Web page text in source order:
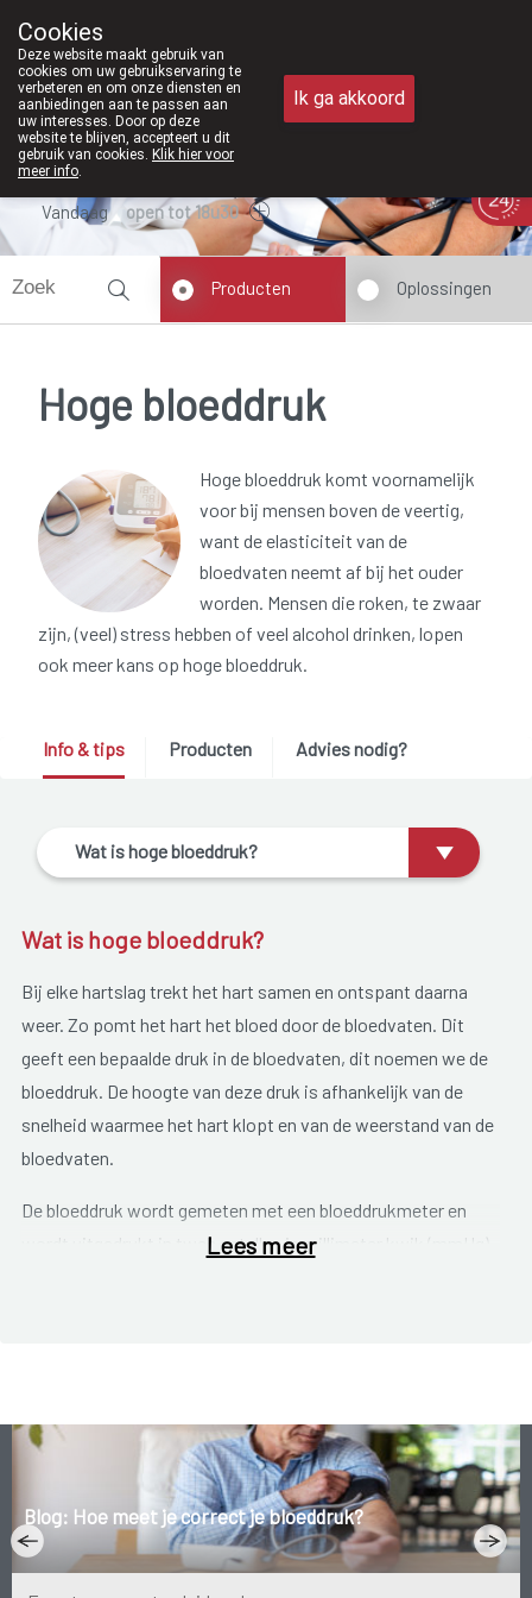
011/610300
Vandaag open tot 18u30
Producten Oplossingen
Hoge bloeddruk
Hoge bloeddruk komt voornamelijk
voor bij mensen boven de veertig,
want de elasticiteit van de
bloedvaten neemt af bij het ouder
worden. Mensen die roken, te zwaar
zijn, (veel) stress hebben of veel alcohol drinken, lopen
ook meer kans op hoge bloeddruk.
Info & tips Producten Advies nodig?
Wat is hoge bloeddruk?
Wat is hoge bloeddruk?
Bij elke hartslag trekt het hart samen en ontspant daarna
weer. Zo pomt het hart het bloed door de bloedvaten. Dit
geeft een bepaalde druk in de bloedvaten, dit noemen we de
bloeddruk. De hoogte van deze druk is afhankelijk van de
snelheid waarmee het hart klopt en van de weerstand van de
bloedvaten.
De bloeddruk wordt gemeten met een bloeddrukmeter en
wordt uitgedrukt in twee getallen in millimeter kwik (mmHg).
inspanningen en stress stijgt de druk, bij rust daalt de druk.
Er zijn ook verschillen van mens tot mens en met leeftijd en
gewicht, neemt de bloeddruk geleidelijk toe. We spreken van
hoge bloeddruk of hypertensieals de bloeddruk constant,
ook bij rust, hoger is dan 140/90 mmHg.
Lees meer
Blog: Hoe meet je correct je bloeddruk?
Cookies
Deze website maakt gebruik van
cookies om uw gebruikservaring te
verbeteren en om onze diensten en
aanbiedingen aan te passen aan
uw interesses. Door op deze
website te blijven, accepteert u dit
gebruik van cookies. Klik hier voor
meer info.
Ik ga akkoord